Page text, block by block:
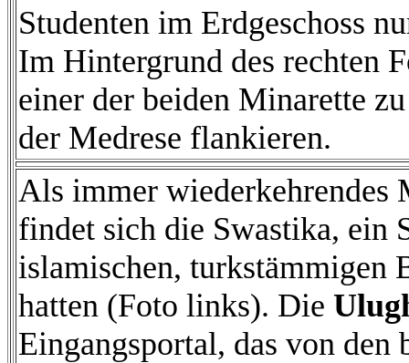
Studenten im Erdgeschoss
Im Hintergrund des rechten
einer der beiden Minarette
der Medrese flankieren.
Als immer wiederkehrendes
findet sich die Swastika, ein
islamischen, turkstämmigen
hatten (Foto links). Die
Eingangsportal, das von